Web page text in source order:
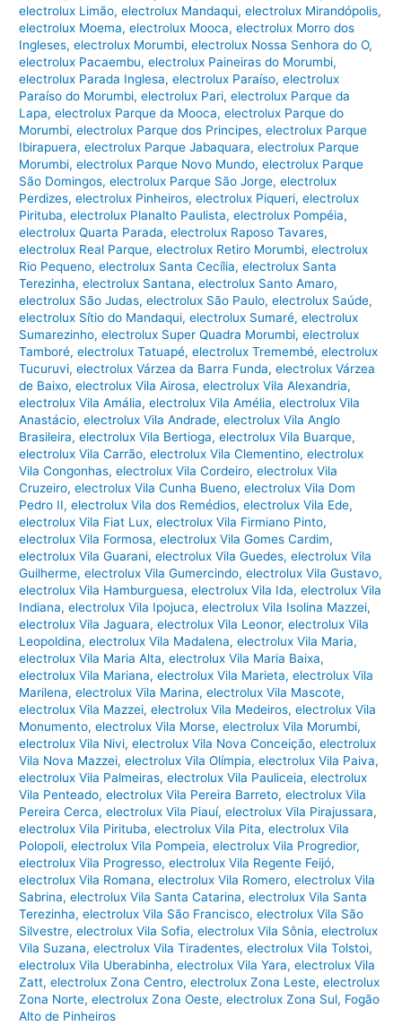
electrolux Limão,electrolux Mandaqui,electrolux Mirandópolis,
electrolux Moema,electrolux Mooca,electrolux Morro dos
Ingleses,electrolux Morumbi,electrolux Nossa Senhora do O,
electrolux Pacaembu,electrolux Paineiras do Morumbi,
electrolux Parada Inglesa,electrolux Paraíso,electrolux
Paraíso do Morumbi,electrolux Pari,electrolux Parque da
Lapa,electrolux Parque da Mooca,electrolux Parque do
Morumbi,electrolux Parque dos Principes,electrolux Parque
Ibirapuera,electrolux Parque Jabaquara,electrolux Parque
Morumbi,electrolux Parque Novo Mundo,electrolux Parque
São Domingos,electrolux Parque São Jorge,electrolux
Perdizes,electrolux Pinheiros,electrolux Piqueri,electrolux
Pirituba,electrolux Planalto Paulista,electrolux Pompéia,
electrolux Quarta Parada,electrolux Raposo Tavares,
electrolux Real Parque,electrolux Retiro Morumbi,electrolux
Rio Pequeno,electrolux Santa Cecília,electrolux Santa
Terezinha,electrolux Santana,electrolux Santo Amaro,
electrolux São Judas,electrolux São Paulo,electrolux Saúde,
electrolux Sítio do Mandaqui,electrolux Sumaré,electrolux
Sumarezinho,electrolux Super Quadra Morumbi,electrolux
Tamboré,electrolux Tatuapé,electrolux Tremembé,electrolux
Tucuruvi,electrolux Várzea da Barra Funda,electrolux Várzea
de Baixo,electrolux Vila Airosa,electrolux Vila Alexandria,
electrolux Vila Amália,electrolux Vila Amélia,electrolux Vila
Anastácio,electrolux Vila Andrade,electrolux Vila Anglo
Brasileira,electrolux Vila Bertioga,electrolux Vila Buarque,
electrolux Vila Carrão,electrolux Vila Clementino,electrolux
Vila Congonhas,electrolux Vila Cordeiro,electrolux Vila
Cruzeiro,electrolux Vila Cunha Bueno,electrolux Vila Dom
Pedro II,electrolux Vila dos Remédios,electrolux Vila Ede,
electrolux Vila Fiat Lux,electrolux Vila Firmiano Pinto,
electrolux Vila Formosa,electrolux Vila Gomes Cardim,
electrolux Vila Guarani,electrolux Vila Guedes,electrolux Vila
Guilherme,electrolux Vila Gumercindo,electrolux Vila Gustavo,
electrolux Vila Hamburguesa,electrolux Vila Ida,electrolux Vila
Indiana,electrolux Vila Ipojuca,electrolux Vila Isolina Mazzei,
electrolux Vila Jaguara,electrolux Vila Leonor,electrolux Vila
Leopoldina,electrolux Vila Madalena,electrolux Vila Maria,
electrolux Vila Maria Alta,electrolux Vila Maria Baixa,
electrolux Vila Mariana,electrolux Vila Marieta,electrolux Vila
Marilena,electrolux Vila Marina,electrolux Vila Mascote,
electrolux Vila Mazzei,electrolux Vila Medeiros,electrolux Vila
Monumento,electrolux Vila Morse,electrolux Vila Morumbi,
electrolux Vila Nivi,electrolux Vila Nova Conceição,electrolux
Vila Nova Mazzei,electrolux Vila Olímpia,electrolux Vila Paiva,
electrolux Vila Palmeiras,electrolux Vila Pauliceia,electrolux
Vila Penteado,electrolux Vila Pereira Barreto,electrolux Vila
Pereira Cerca,electrolux Vila Piauí,electrolux Vila Pirajussara,
electrolux Vila Pirituba,electrolux Vila Pita,electrolux Vila
Polopoli,electrolux Vila Pompeia,electrolux Vila Progredior,
electrolux Vila Progresso,electrolux Vila Regente Feijó,
electrolux Vila Romana,electrolux Vila Romero,electrolux Vila
Sabrina,electrolux Vila Santa Catarina,electrolux Vila Santa
Terezinha,electrolux Vila São Francisco,electrolux Vila São
Silvestre,electrolux Vila Sofia,electrolux Vila Sônia,electrolux
Vila Suzana,electrolux Vila Tiradentes,electrolux Vila Tolstoi,
electrolux Vila Uberabinha,electrolux Vila Yara,electrolux Vila
Zatt,electrolux Zona Centro,electrolux Zona Leste,electrolux
Zona Norte,electrolux Zona Oeste,electrolux Zona Sul, Fogão
Alto de Pinheiros